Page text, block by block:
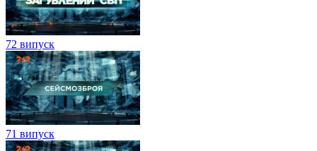
72 випуск
71 випуск